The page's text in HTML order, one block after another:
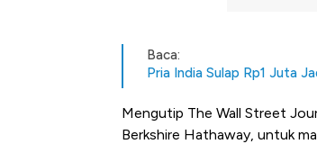
Baca:
Pria India Sulap Rp1 Juta
Mengutip The Wall Street
Berkshire Hathaway, untuk